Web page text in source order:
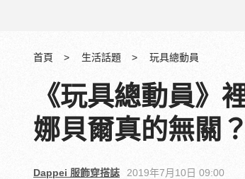
首頁 生活話題 玩具總動員
《玩具總動員》
娜貝爾真的無關？
Dappei 服飾穿搭誌 2019年7月10日 09:00